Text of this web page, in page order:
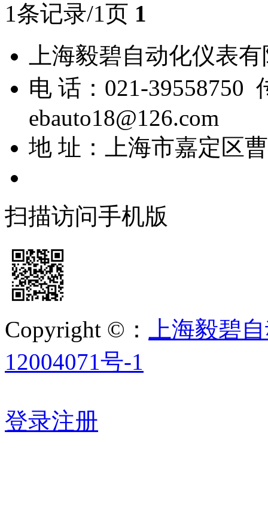
1条记录/1页 1
上海毅碧自动化仪表
电 话：021-39558750
ebauto18@126.com
地 址：上海市嘉定区
扫描访问手机版
Copyright ©：
上海毅碧
12004071号-1
登录注册